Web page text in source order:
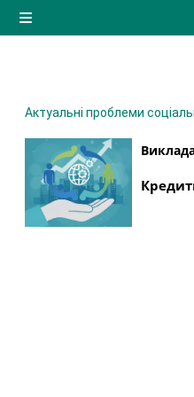
Перейти до головного вмісту
Бокова панель
Актуальні проблеми